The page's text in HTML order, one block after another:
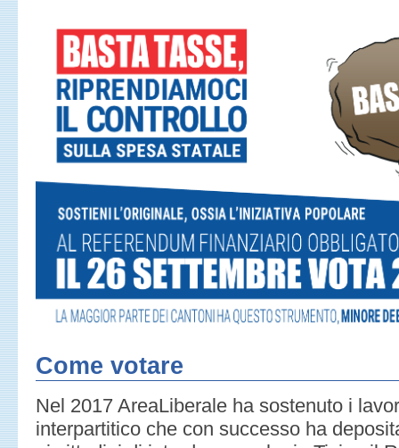
Come votare
Nel 2017 AreaLiberale ha sostenuto i
interpartitico che con successo ha